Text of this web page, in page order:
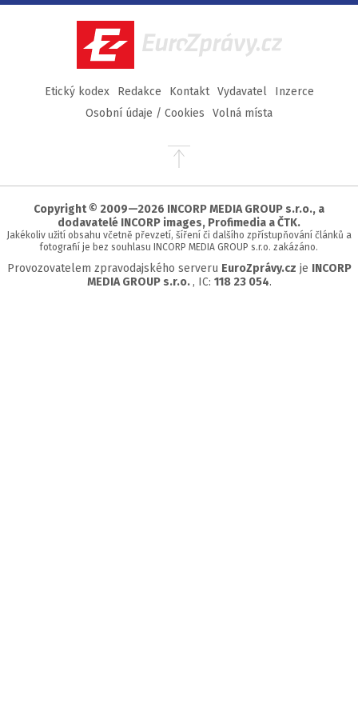
Facebook
TwitterInstagram
YouTube
EuroZprávy.cz
Etický kodex Redakce Kontakt Vydavatel
Inzerce
Osobní údaje / Cookies
Volná místa
Přejít
stránky
Copyright © 2009—2026 INCORP MEDIA GROUP s.r.o., a
dodavatelé INCORP images, Profimedia a ČTK.
Jakékoliv užití obsahu včetně převzetí, šíření či dalšího zpřístupňování článků a
fotografií je bez souhlasu INCORP MEDIA GROUP s.r.o. zakázáno.
Provozovatelem zpravodajského serveru EuroZprávy.cz je INCORP
MEDIA GROUP s.r.o. , IC: 118 23 054.